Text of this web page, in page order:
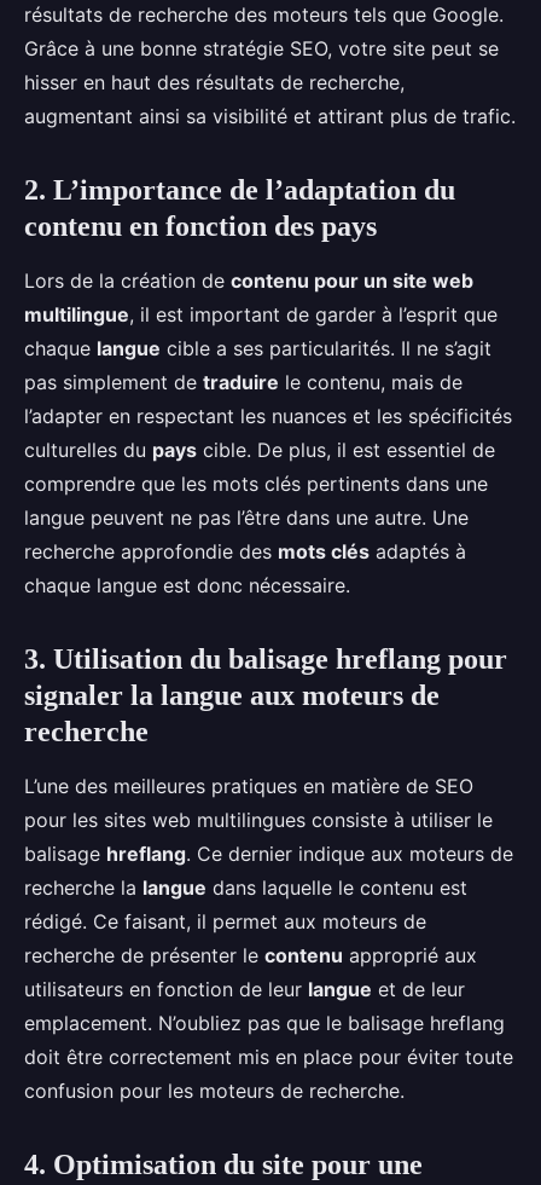
résultats de recherche des moteurs tels que Google.
Grâce à une bonne stratégie SEO, votre site peut se
hisser en haut des résultats de recherche,
augmentant ainsi sa visibilité et attirant plus de trafic.
2. L’importance de l’adaptation du
contenu en fonction des pays
Lors de la création de contenu pour un site web
multilingue, il est important de garder à l’esprit que
chaque langue cible a ses particularités. Il ne s’agit
pas simplement de traduire le contenu, mais de
l’adapter en respectant les nuances et les spécificités
culturelles du pays cible. De plus, il est essentiel de
comprendre que les mots clés pertinents dans une
langue peuvent ne pas l’être dans une autre. Une
recherche approfondie des mots clés adaptés à
chaque langue est donc nécessaire.
3. Utilisation du balisage hreflang pour
signaler la langue aux moteurs de
recherche
L’une des meilleures pratiques en matière de SEO
pour les sites web multilingues consiste à utiliser le
balisage hreflang. Ce dernier indique aux moteurs de
recherche la langue dans laquelle le contenu est
rédigé. Ce faisant, il permet aux moteurs de
recherche de présenter le contenu approprié aux
utilisateurs en fonction de leur langue et de leur
emplacement. N’oubliez pas que le balisage hreflang
doit être correctement mis en place pour éviter toute
confusion pour les moteurs de recherche.
4. Optimisation du site pour une